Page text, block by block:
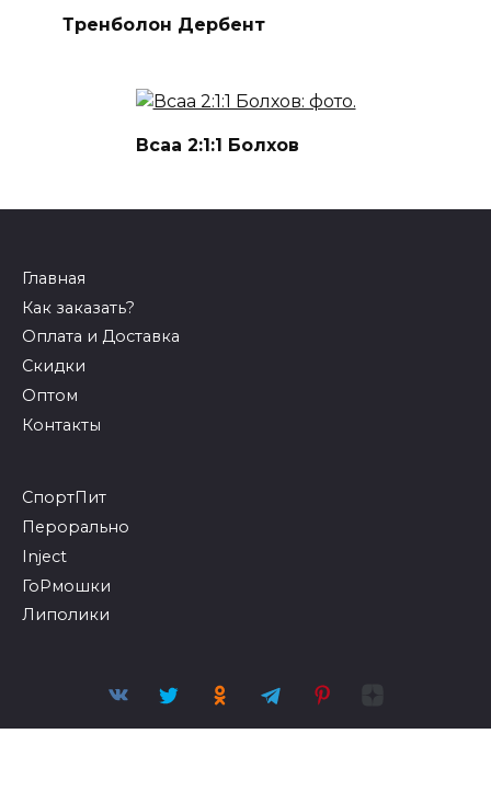
Тренболон Дербент
Всаа 2:1:1 Болхов
Главная
Как заказать?
Оплата и Доставка
Скидки
Оптом
Контакты
СпортПит
Перорально
Inject
ГоРмошки
Липолики